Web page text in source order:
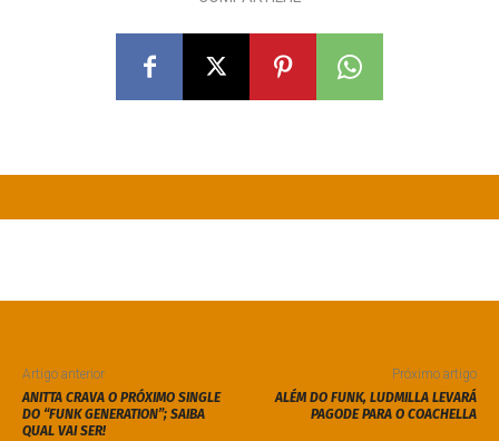
Artigo anterior
ANITTA CRAVA O PRÓXIMO SINGLE
DO “FUNK GENERATION”; SAIBA
QUAL VAI SER!
Próximo artigo
ALÉM DO FUNK, LUDMILLA LEVARÁ
PAGODE PARA O COACHELLA